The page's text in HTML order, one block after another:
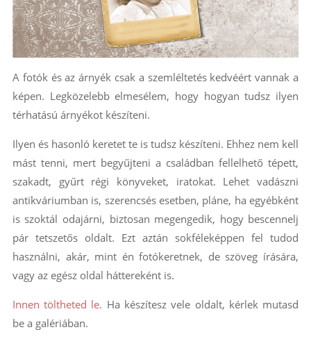
A fotók és az árnyék csak a szemléltetés kedvéért vannak a
képen. Legközelebb elmesélem, hogy hogyan tudsz ilyen
térhatású árnyékot készíteni.
Ilyen és hasonló keretet te is tudsz készíteni. Ehhez nem kell
mást tenni, mert begyűjteni a családban fellelhető tépett,
szakadt, gyűrt régi könyveket, iratokat. Lehet vadászni
antikváriumban is, szerencsés esetben, pláne, ha egyébként
is szoktál odajárni, biztosan megengedik, hogy bescennelj
pár tetszetős oldalt. Ezt aztán sokféleképpen fel tudod
használni, akár, mint én fotókeretnek, de szöveg írására,
vagy az egész oldal háttereként is.
Innen töltheted le. Ha készítesz vele oldalt, kérlek mutasd
be a galériában.